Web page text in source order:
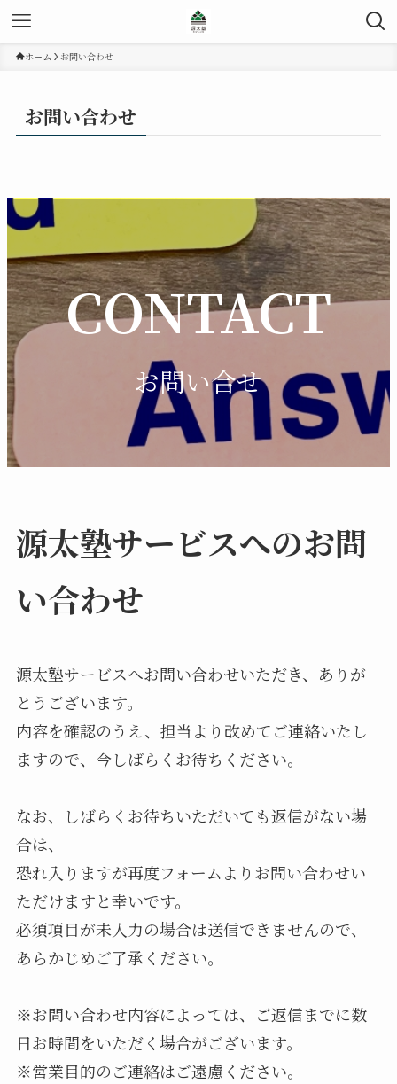
ホーム お問い合わせ
お問い合わせ
CONTACT
お問い合せ
源太塾サービスへのお問
い合わせ
源太塾サービスへお問い合わせいただき、ありが
とうございます。
内容を確認のうえ、担当より改めてご連絡いたし
ますので、今しばらくお待ちください。
なお、しばらくお待ちいただいても返信がない場
合は、
恐れ入りますが再度フォームよりお問い合わせい
ただけますと幸いです。
必須項目が未入力の場合は送信できませんので、
あらかじめご了承ください。
※お問い合わせ内容によっては、ご返信までに数
日お時間をいただく場合がございます。
※営業目的のご連絡はご遠慮ください。